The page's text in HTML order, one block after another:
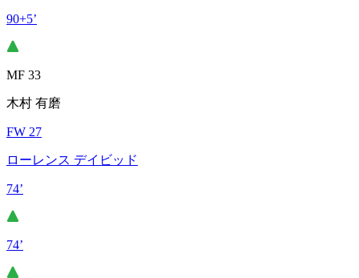
90+5’
MF 33
木村 有磨
FW 27
ローレンス デイビッド
74’
74’